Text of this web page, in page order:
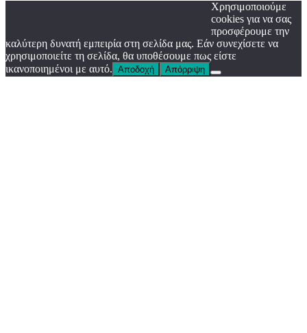
Χρησιμοποιούμε
cookies για να σας
προσφέρουμε την
καλύτερη δυνατή εμπειρία στη σελίδα μας. Εάν συνεχίσετε να
χρησιμοποιείτε τη σελίδα, θα υποθέσουμε πως είστε
ικανοποιημένοι με αυτό. Αποδοχή Απόρριψη